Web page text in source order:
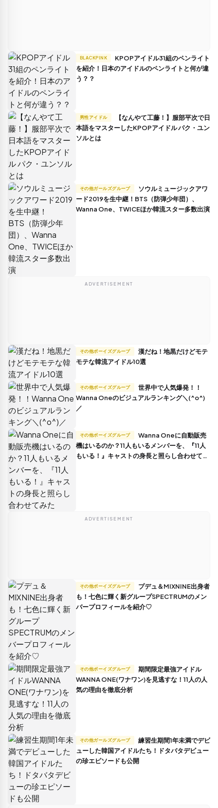
BLACKPINK
を紹介！日本のアイドルのペンライトと何が違
う？？
男性アイドル
本語をマスターしたKPOPアイドル パク・ユン
ソルとは
その他ガールズグループ
ード2019を生中継！BTS（防弾少年団）、
Wanna One、TWICEほか韓流スター多数出演
ADVERTISEMENT
その他ボーイズグループ
モテな韓流アイドル10選
その他ボーイズグループ
Wanna Oneのビジュアルランキング＼(^o^)
／
その他ボーイズグループ
機はいるのか？11人もいるメンバーを、『11人
もいる！』キャストの身長と照らし合わせてみ
ADVERTISEMENT
その他ボーイズグループ
も！七色に輝く新グループSPECTRUMのメン
バープロフィールを紹介♡
その他ボーイズグループ
WANNA ONE(ワナワン)を見逃すな！11人の人
気の理由を徹底分析
その他ガールズグループ
ューした韓国アイドルたち！ドタバタデビュー
の珍エピソードも公開